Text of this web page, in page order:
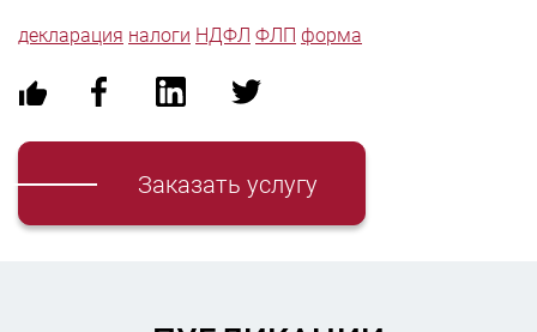
декларация налоги НДФЛ ФЛП форма
Заказать услугу